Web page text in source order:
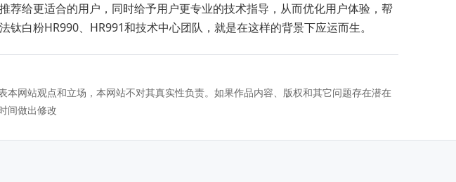
荐给更适合的用户，同时给予用户更专业的技术指导，从而优化用户体验，帮
钛白粉HR990、HR991和技术中心团队，就是在这样的背景下应运而生。
网站观点和立场，本网站不对其真实性负责。如果作品内容、版权和其它问题存在潜在
间做出修改